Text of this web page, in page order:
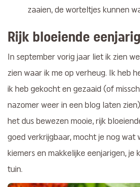
zaaien, de worteltjes kunnen
Rijk bloeiende
In september vorig jaar liet ik zien
zien waar ik me op verheug. Ik heb
ik heb gekocht en gezaaid (of
nazomer weer in een blog laten
het dus bewezen mooie, rijk
goed verkrijgbaar, mocht je nog wat
kiemers en makkelijke eenjarigen, je
tuin.